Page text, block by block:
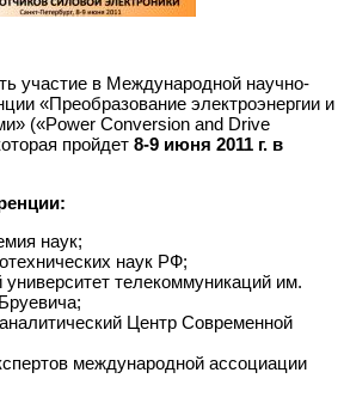
участие в Международной научно-
«Преобразование электроэнергии и
(«Power Conversion and Drive
пройдет 8-9 июня 2011 г. в
наук;
наук РФ;
университет телекоммуникаций им.
Центр Современной
международной ассоциации